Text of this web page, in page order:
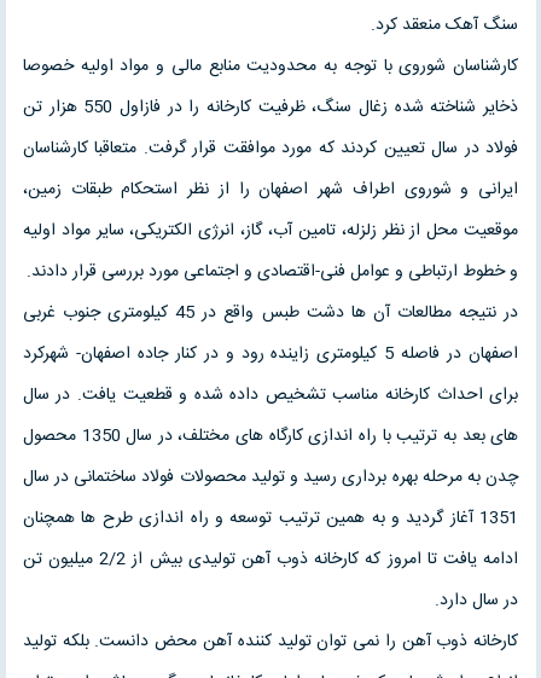
سنگ آهک منعقد کرد.
کارشناسان شوروی با توجه به محدودیت منابع مالی و مواد اولیه خصوصا
ذخایر شناخته شده زغال سنگ، ظرفیت کارخانه را در فازاول 550 هزار تن
فولاد در سال تعیین کردند که مورد موافقت قرار گرفت. متعاقبا کارشناسان
ایرانی و شوروی اطراف شهر اصفهان را از نظر استحکام طبقات زمین،
موقعیت محل از نظر زلزله، تامین آب، گاز، انرژی الکتریکی، سایر مواد اولیه
و خطوط ارتباطی و عوامل فنی-اقتصادی و اجتماعی مورد بررسی قرار دادند.
در نتیجه مطالعات آن ها دشت طبس واقع در 45 کیلومتری جنوب غربی
اصفهان در فاصله 5 کیلومتری زاینده رود و در کنار جاده اصفهان- شهرکرد
برای احداث کارخانه مناسب تشخیص داده شده و قطعیت یافت. در سال
های بعد به ترتیب با راه اندازی کارگاه های مختلف، در سال 1350 محصول
چدن به مرحله بهره برداری رسید و تولید محصولات فولاد ساختمانی در سال
1351 آغاز گردید و به همین ترتیب توسعه و راه اندازی طرح ها همچنان
ادامه یافت تا امروز که کارخانه ذوب آهن تولیدی بیش از 2/2 میلیون تن
در سال دارد.
کارخانه ذوب آهن را نمی توان تولید کننده آهن محض دانست. بلکه تولید